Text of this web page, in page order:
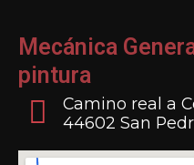
Mecánica
pintura
Camino real a
44602 San